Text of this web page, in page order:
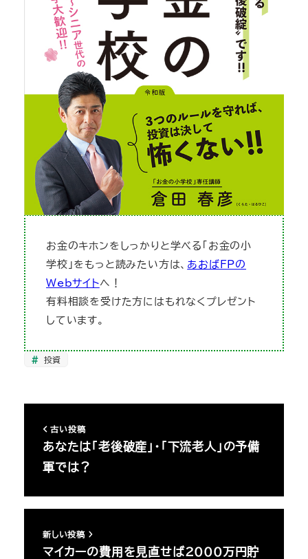
お金のキホンをしっかりと学べる「お金の小
学校」をもっと読みたい方は、 あおばFPの
Webサイトへ！
有料相談を受けた方にはもれなくプレゼント
しています。
投資
古い投稿
あなたは「老後破産」・「下流老人」の予備
軍では？
新しい投稿
マイカーの費用を見直せば2000万円貯